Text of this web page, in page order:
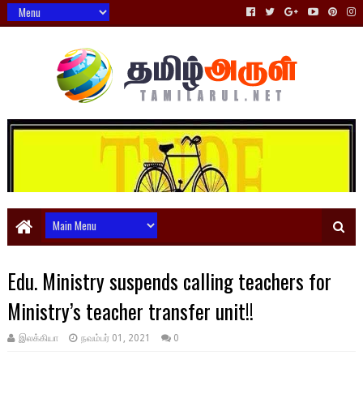
Edu. Ministry suspends calling teachers for
Ministry’s teacher transfer unit!!
இலக்கியா நவம்பர் 01, 2021 0